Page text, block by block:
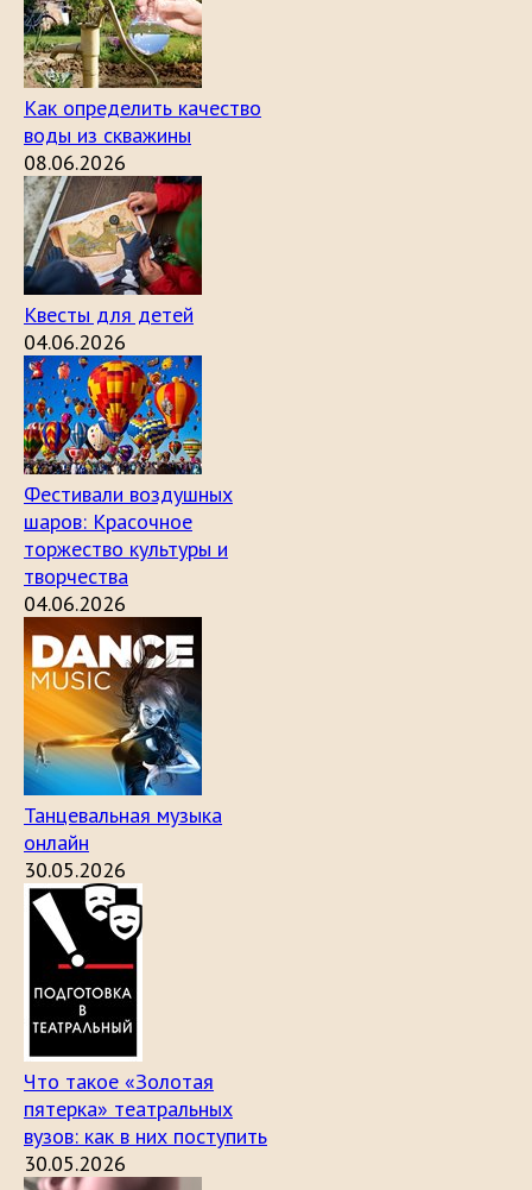
Как определить качество
воды из скважины
08.06.2026
Квесты для детей
04.06.2026
Фестивали воздушных
шаров: Красочное
торжество культуры и
творчества
04.06.2026
Танцевальная музыка
онлайн
30.05.2026
Что такое «Золотая
пятерка» театральных
вузов: как в них поступить
30.05.2026